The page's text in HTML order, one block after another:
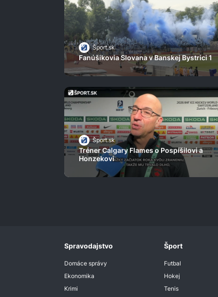
Šport.sk
Fanúšikovia Slovana v Banskej Bystrici 1
Šport.sk
Tréner Calgary Flames o Pospíšilovi a
Honzekovi
Spravodajstvo
Domáce správy
Ekonomika
Krimi
Šport
Futbal
Hokej
Tenis